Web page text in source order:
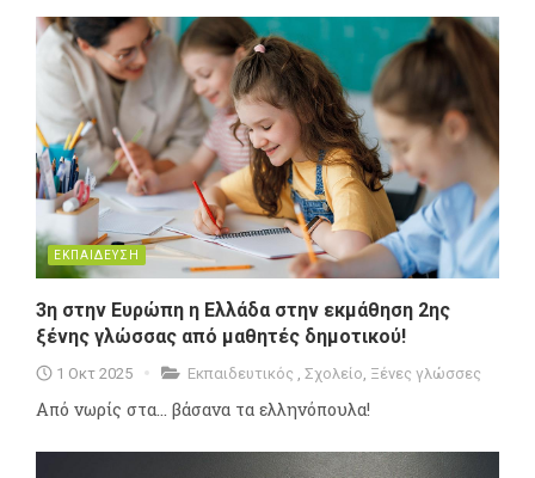
ΕΚΠΑΙΔΕΥΣΗ
3η στην Ευρώπη η Ελλάδα στην εκμάθηση 2ης
ξένης γλώσσας από μαθητές δημοτικού!
1 Οκτ 2025 Εκπαιδευτικός Σχολείο Ξένες γλώσσες
Από νωρίς στα... βάσανα τα ελληνόπουλα!